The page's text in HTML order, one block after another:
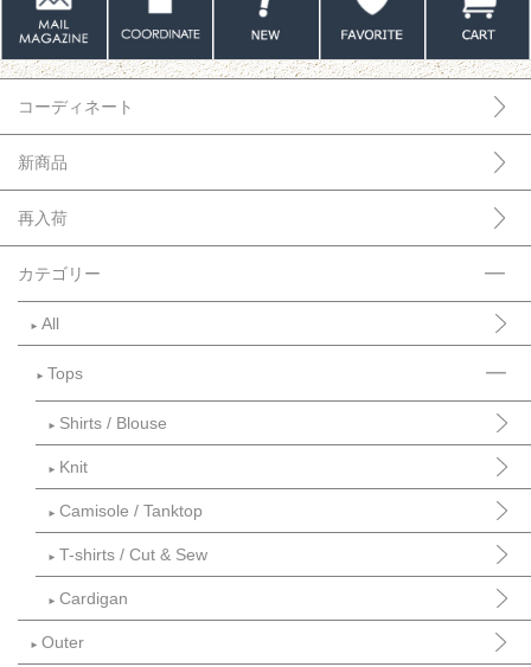
コーディネート
新商品
再入荷
カテゴリー
► All
► Tops
► Shirts / Blouse
► Knit
► Camisole / Tanktop
► T-shirts / Cut & Sew
► Cardigan
► Outer